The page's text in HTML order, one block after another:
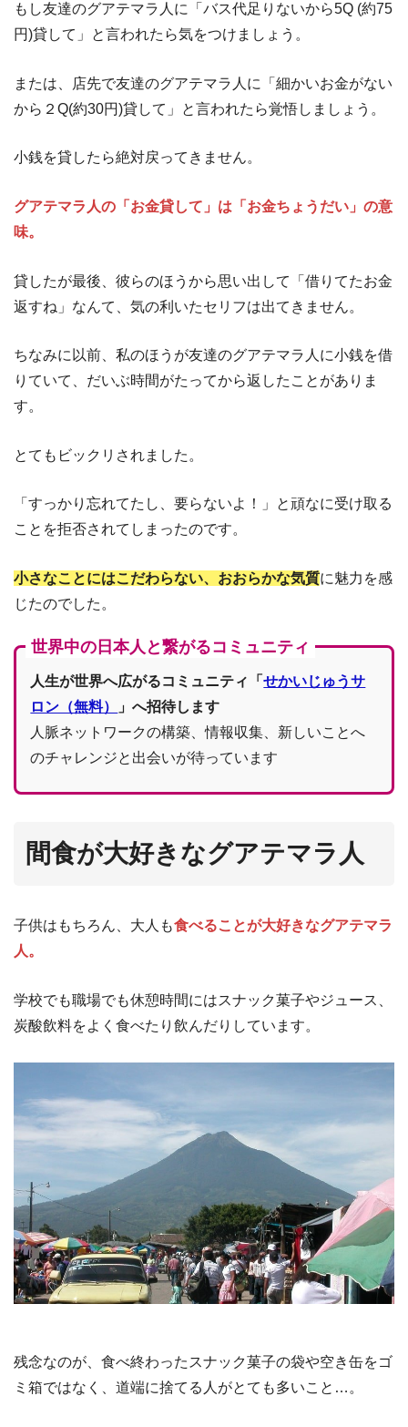
もし友達のグアテマラ人に「バス代足りないから5Q (約75
円)貸して」と言われたら気をつけましょう。
または、店先で友達のグアテマラ人に「細かいお金がない
から２Q(約30円)貸して」と言われたら覚悟しましょう。
小銭を貸したら絶対戻ってきません。
グアテマラ人の「お金貸して」は「お金ちょうだい」の意
味。
貸したが最後、彼らのほうから思い出して「借りてたお金
返すね」なんて、気の利いたセリフは出てきません。
ちなみに以前、私のほうが友達のグアテマラ人に小銭を借
りていて、だいぶ時間がたってから返したことがありま
す。
とてもビックリされました。
「すっかり忘れてたし、要らないよ！」と頑なに受け取る
ことを拒否されてしまったのです。
小さなことにはこだわらない、おおらかな気質に魅力を感
じたのでした。
世界中の日本人と繋がるコミュニティ
人生が世界へ広がるコミュニティ「せかいじゅうサ
ロン（無料）
」へ招待します
人脈ネットワークの構築、情報収集、新しいことへ
のチャレンジと出会いが待っています
間食が大好きなグアテマラ人
子供はもちろん、大人も食べることが大好きなグアテマラ
人。
学校でも職場でも休憩時間にはスナック菓子やジュース、
炭酸飲料をよく食べたり飲んだりしています。
残念なのが、食べ終わったスナック菓子の袋や空き缶をゴ
ミ箱ではなく、道端に捨てる人がとても多いこと…。